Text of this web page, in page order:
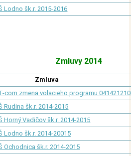
Lodno šk.r. 2015-2016
2014
Zmluva
com zmena volacieho programu
Rudina šk.r. 2014-2015
Horný Vadičov šk.r. 2014-2015
Lodno šk.r. 2014-20015
Ochodnica šk.r. 2014-2015